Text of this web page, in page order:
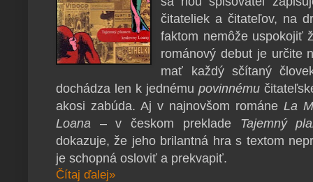
čitateliek a čitateľov, na
faktom nemôže uspoko­jiť
románový debut je určite
mať každý sčítaný
dochádza len k jednémupovinnému
akosi zabúda. Aj v najnovšom románe La
Loana – v českom preklade Tajemný
dokazuje, že jeho brilantná hra s textom
je schopná osloviť a prekvapiť.
Čítaj ďalej»